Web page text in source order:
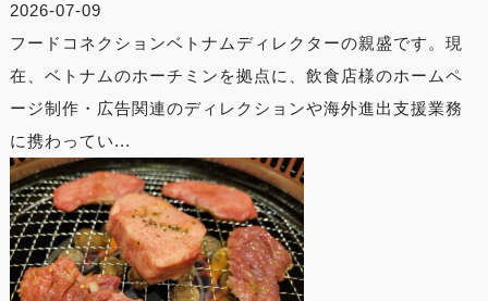
2026-07-09
フードコネクションベトナムディレクターの親盛です。現
在、ベトナムのホーチミンを拠点に、飲食店様のホームペ
ージ制作・広告関連のディレクションや海外進出支援業務
に携わってい...